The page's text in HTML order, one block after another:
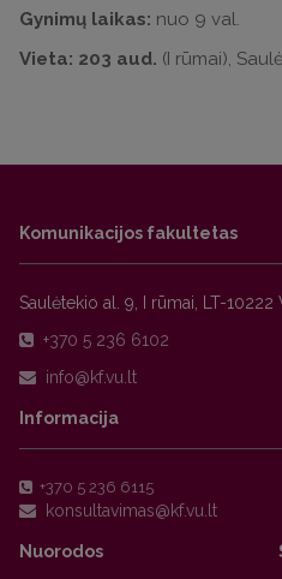
Gynimų laikas: nuo 9 val.
Vieta: 203 aud. (I rūmai),
Komunikacijos fakultetas
Saulėtekio al. 9, I rūmai, LT-10222
+370 5 236 6102
Informacija
+370 5 236 6115
Nuorodos